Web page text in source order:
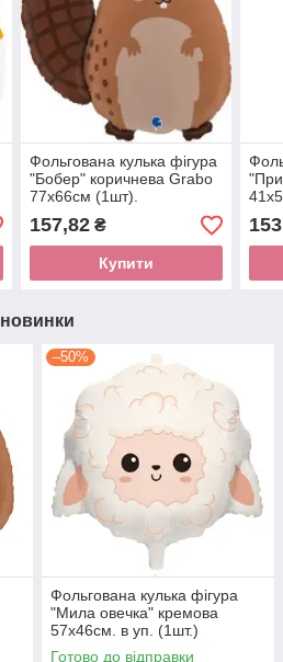
Фольгована кулька фігура
"Бобер" коричнева Grabo
77х66см (1шт).
157,82₴
Купити
новинки
–50%
Фольгована кулька фігура
"Мила овечка" кремова
57x46см. в уп. (1шт.)
Готово до відправки